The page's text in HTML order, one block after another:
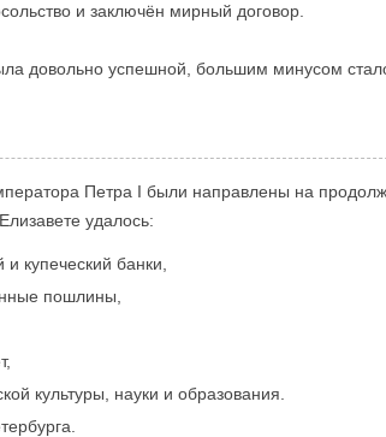
и заключён мирный договор.
довольно успешной, большим минусом
Петра I были направлены на
удалось:
купеческий банки,
пошлины,
культуры, науки и образования.